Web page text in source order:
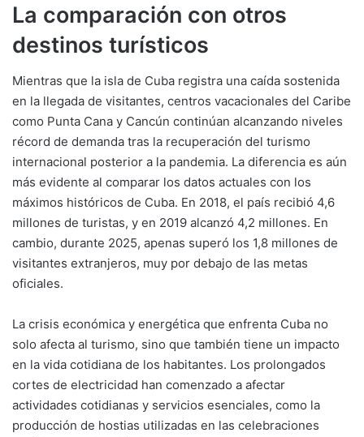
La comparación con otros
destinos turísticos
Mientras que la isla de Cuba registra una caída sostenida
en la llegada de visitantes, centros vacacionales del Caribe
como Punta Cana y Cancún continúan alcanzando niveles
récord de demanda tras la recuperación del turismo
internacional posterior a la pandemia. La diferencia es aún
más evidente al comparar los datos actuales con los
máximos históricos de Cuba. En 2018, el país recibió 4,6
millones de turistas, y en 2019 alcanzó 4,2 millones. En
cambio, durante 2025, apenas superó los 1,8 millones de
visitantes extranjeros, muy por debajo de las metas
oficiales.
La crisis económica y energética que enfrenta Cuba no
solo afecta al turismo, sino que también tiene un impacto
en la vida cotidiana de los habitantes. Los prolongados
cortes de electricidad han comenzado a afectar
actividades cotidianas y servicios esenciales, como la
producción de hostias utilizadas en las celebraciones